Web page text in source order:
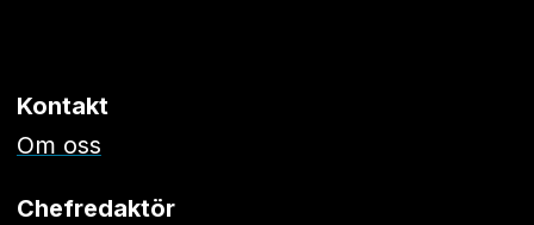
Kontakt
Om oss
Chefredaktör